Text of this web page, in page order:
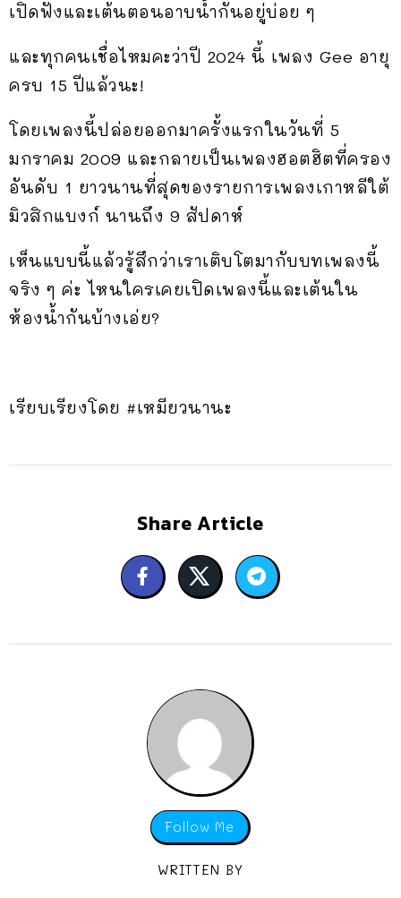
เปิดฟังและเต้นตอนอาบน้ำกันอยู่บ่อย ๆ
และทุกคนเชื่อไหมคะว่าปี 2024 นี้ เพลง Gee อายุ
ครบ 15 ปีแล้วนะ!
โดยเพลงนี้ปล่อยออกมาครั้งแรกในวันที่ 5
มกราคม 2009 และกลายเป็นเพลงฮอตฮิตที่ครอง
อันดับ 1 ยาวนานที่สุดของรายการเพลงเกาหลีใต้
มิวสิกแบงก์ นานถึง 9 สัปดาห์
เห็นแบบนี้แล้วรู้สึกว่าเราเติบโตมากับบทเพลงนี้
จริง ๆ ค่ะ ไหนใครเคยเปิดเพลงนี้และเต้นใน
ห้องน้ำกันบ้างเอ่ย?
เรียบเรียงโดย #เหมียวนานะ
Share Article
Follow Me
WRITTEN BY